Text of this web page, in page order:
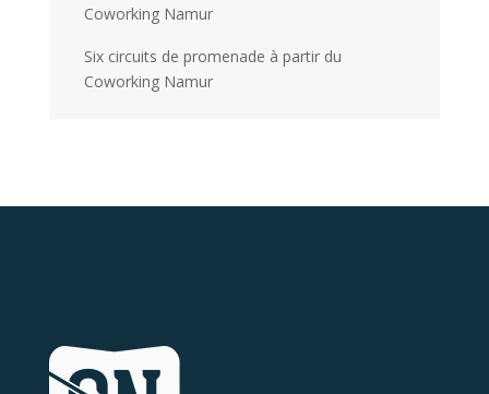
Coworking Namur
Six circuits de promenade à partir du
Coworking Namur